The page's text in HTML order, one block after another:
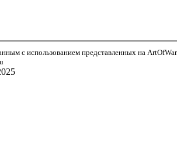
с использованием представленных на